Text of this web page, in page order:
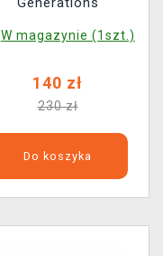
W magazynie (1szt.)
140 zł
230 zł
Do koszyka